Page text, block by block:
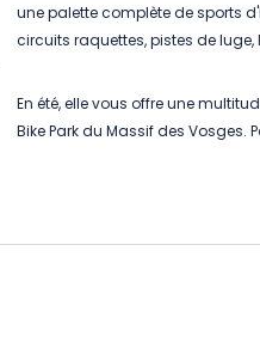
une palette complète de sports
circuits raquettes, pistes de
En été, elle vous offre une
Bike Park du Massif des Vosges.